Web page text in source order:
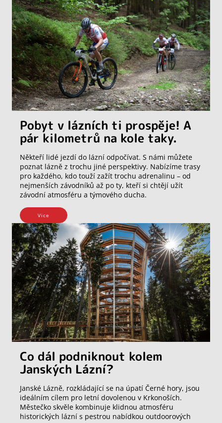
Pobyt v lázních ti prospěje! A
pár kilometrů na kole taky.
Někteří lidé jezdí do lázní odpočívat. S námi můžete
poznat lázně z trochu jiné perspektivy. Nabízíme trasy
pro každého, kdo touží zažít trochu adrenalinu – od
nejmenších závodníků až po ty, kteří si chtějí užít
závodní atmosféru a týmového ducha.
Vice
Co dál podniknout kolem
Janských Lázní?
Janské Lázně, rozkládající se na úpatí Černé hory, jsou
ideálním cílem pro letní dovolenou v Krkonoších.
Městečko skvěle kombinuje klidnou atmosféru
historických lázní s pestrou nabídkou outdoorových